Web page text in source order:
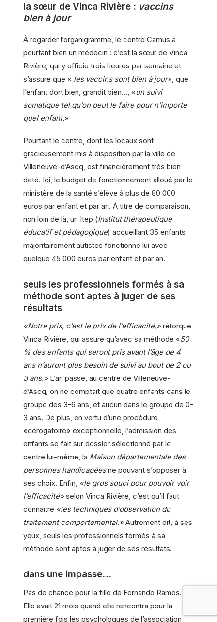
la sœur de Vinca Rivière : vaccins
bien à jour
À regarder l’organigramme, le centre Camus a
pourtant bien un médecin : c’est la sœur de Vinca
Rivière, qui y officie trois heures par semaine et
s’assure que « les vaccins sont bien à jour», que
l’enfant dort bien, grandit bien…, «un suivi
somatique tel qu’on peut le faire pour n’importe
quel enfant.»
Pourtant le centre, dont les locaux sont
gracieusement mis à disposition par la ville de
Villeneuve-d’Ascq, est financièrement très bien
doté. Ici, le budget de fonctionnement alloué par le
ministère de la santé s’élève à plus de 80 000
euros par enfant et par an. À titre de comparaison,
non loin de là, un Itep (Institut thérapeutique
éducatif et pédagogique) accueillant 35 enfants
majoritairement autistes fonctionne lui avec
quelque 45 000 euros par enfant et par an.
seuls les professionnels formés à sa
méthode sont aptes à juger de ses
résultats
«Notre prix, c’est le prix de l’efficacité,» rétorque
Vinca Rivière, qui assure qu’avec sa méthode «50
% des enfants qui seront pris avant l’âge de 4
ans n’auront plus besoin de suivi au bout de 2 ou
3 ans.» L’an passé, au centre de Villeneuve-
d’Ascq, on ne comptait que quatre enfants dans le
groupe des 3-6 ans, et aucun dans le groupe de 0-
3 ans. De plus, en vertu d’une procédure
«dérogatoire» exceptionnelle, l’admission des
enfants se fait sur dossier sélectionné par le
centre lui-même, la Maison départementale des
personnes handicapéesne pouvant s’opposer à
ses choix. Enfin, «le gros souci pour pouvoir voir
l’efficacité» selon Vinca Rivière, c’est qu’il faut
connaître «les techniques d’observation du
traitement comportemental.» Autrement dit, à ses
yeux, seuls les professionnels formés à sa
méthode sont aptes à juger de ses résultats.
dans une impasse…
Pas de chance pour la fille de Fernando Ramos.
Elle avait 21 mois quand elle rencontra pour la
première fois les psychologues de l’association